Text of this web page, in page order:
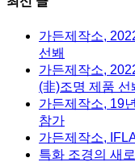
가든제작소,
선봬
가든제작소,
(非)조명 제품 선
가든제작소, 19
참가
가든제작소,
특화 조경의 새